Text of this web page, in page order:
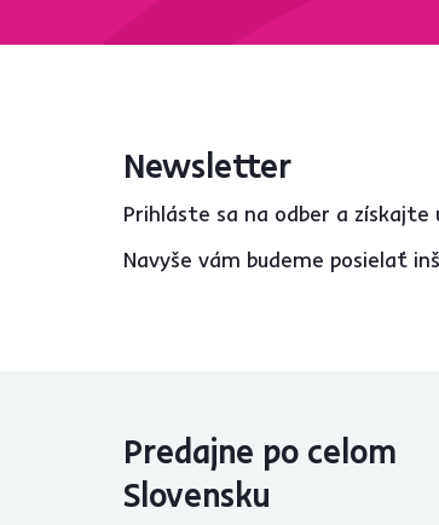
Použitie
Kuchyňa 9
Výška sedu (cm)
od
Newsletter
Prihláste sa na odber a získajte
Navyše vám budeme posielať
Predajne po celom
Slovensku